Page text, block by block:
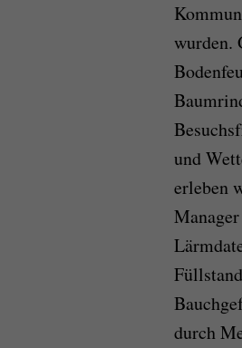
wurden.
und
erleben
durch